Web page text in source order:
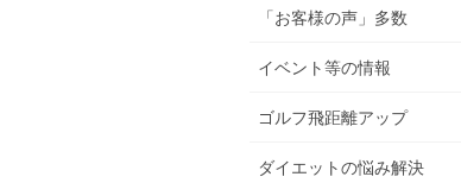
「お客様の声」多数
イベント等の情報
ゴルフ飛距離アップ
ダイエットの悩み解決